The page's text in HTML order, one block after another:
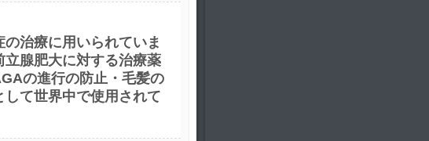
治療に用いられていま
腺肥大に対する治療薬
の進行の防止・毛髪の
て世界中で使用されて